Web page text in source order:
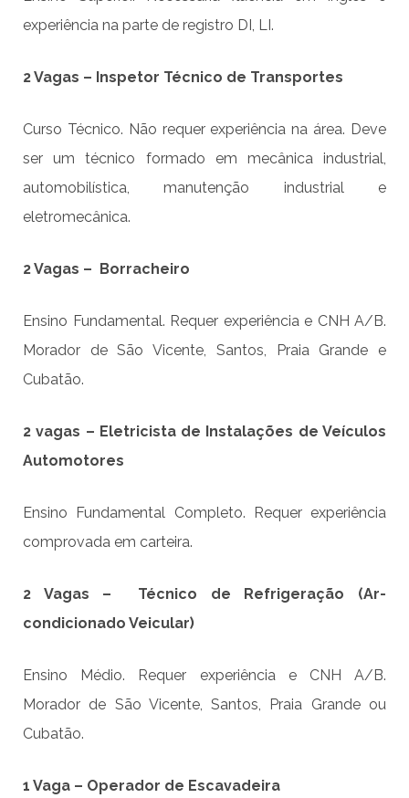
experiência na parte de registro DI, LI.
2 Vagas – Inspetor Técnico de Transportes
Curso Técnico. Não requer experiência na área. Deve
ser um técnico formado em mecânica industrial,
automobilística, manutenção industrial e
eletromecânica.
2 Vagas – Borracheiro
Ensino Fundamental. Requer experiência e CNH A/B.
Morador de São Vicente, Santos, Praia Grande e
Cubatão.
2 vagas – Eletricista de Instalações de Veículos
Automotores
Ensino Fundamental Completo. Requer experiência
comprovada em carteira.
2 Vagas – Técnico de Refrigeração (Ar-
condicionado Veicular)
Ensino Médio. Requer experiência e CNH A/B.
Morador de São Vicente, Santos, Praia Grande ou
Cubatão.
1 Vaga – Operador de Escavadeira